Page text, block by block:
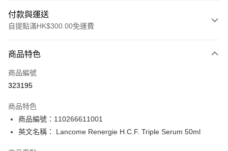
付款與運送
自提點滿HK$300.00免運費
信用卡
Apple Pay
PayMe
WeChat Pay
商品特色
商品編號
323195
商品特色
商品編號：110266611001
英文名稱： Lancome Renergie H.C.F. Triple Serum 50ml